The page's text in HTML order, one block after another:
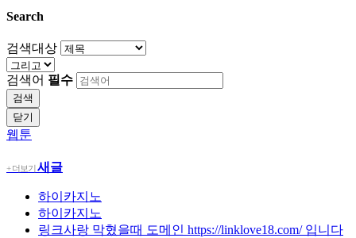
Search
검색대상
검색어 필수
검색
닫기
웹툰
+ 더보기새글
하이카지노
하이카지노
링크사랑 막혔을때 도메인 https://linklove18.com/ 입니다